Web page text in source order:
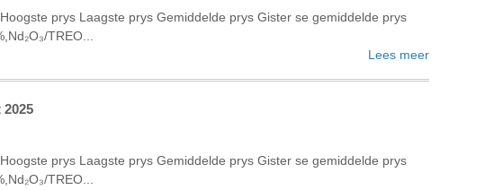
prys Laagste prys Gemiddelde prys Gister se gemiddelde prys
TREO...
Lees meer
prys Laagste prys Gemiddelde prys Gister se gemiddelde prys
TREO...